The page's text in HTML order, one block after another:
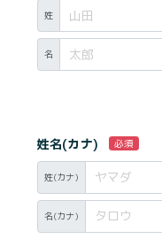
姓
名
姓名(カナ) 必須
姓(カナ)
名(カナ)